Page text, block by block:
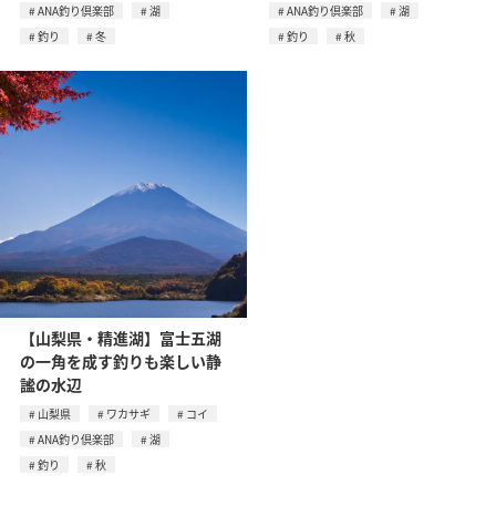
ANA釣り倶楽部
湖
釣り
冬
ANA釣り倶楽部
湖
釣り
秋
【山梨県・精進湖】富士五湖
の一角を成す釣りも楽しい静
謐の水辺
山梨県 ワカサギ
コイ
ANA釣り倶楽部
湖
釣り
秋